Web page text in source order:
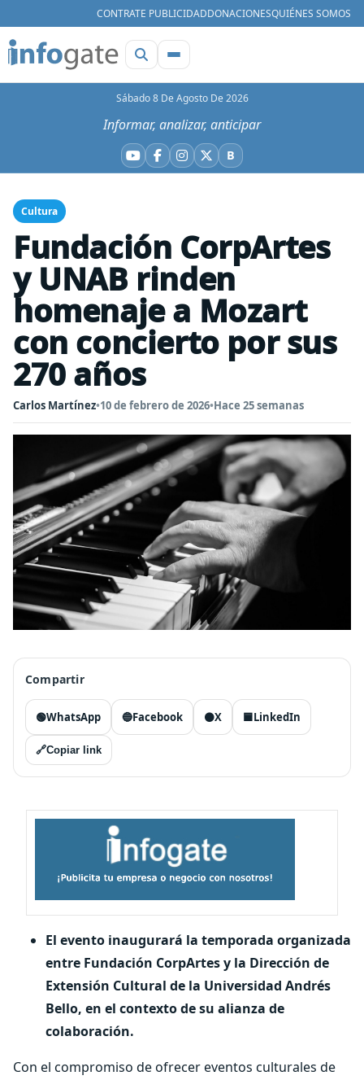
CONTRATE PUBLICIDADDONACIONESQUIÉNES SOMOS
Sábado 8 De Agosto De 2026
Informar, analizar, anticipar
YouTube
Facebook
Instagram
X BBluesky
Cultura
Fundación CorpArtes
y UNAB rinden
homenaje a Mozart
con concierto por sus
270 años
Carlos Martínez•10 de febrero de 2026•Hace 25 semanas
Compartir
🟢WhatsApp 🔵Facebook ⚫X 🟦LinkedIn
🔗Copiar link
El evento inaugurará la temporada organizada
entre Fundación CorpArtes y la Dirección de
Extensión Cultural de la Universidad Andrés
Bello, en el contexto de su alianza de
colaboración.
Con el compromiso de ofrecer eventos culturales de